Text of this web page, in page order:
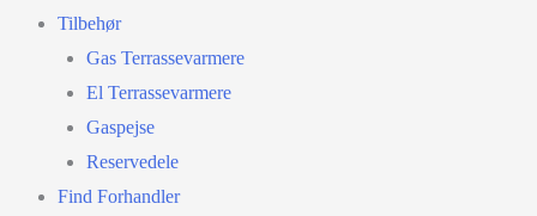
Tilbehør
Gas Terrassevarmere
El Terrassevarmere
Gaspejse
Reservedele
Find Forhandler